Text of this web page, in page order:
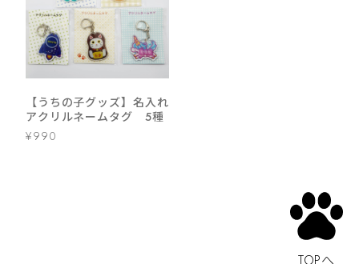
【うちの子グッズ】名入れ
アクリルネームタグ 5種
¥990
TOPへ